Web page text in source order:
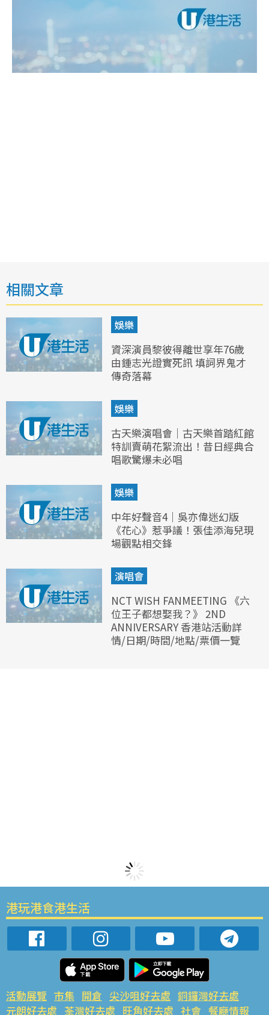
相關文章
娛樂
資深演員黎彼得離世享年76歲
由鍾志光證實死訊 填詞界鬼才
傳奇落幕
娛樂
古天樂演唱會｜古天樂首踏紅館
特訓賣萌花絮流出！昔日經典合
唱歌驚爆未必唱
娛樂
中年好聲音4｜吳亦偉迷幻版
《花心》惹爭議！張佳添海兒現
場觀點相交鋒
演唱會
NCT WISH FANMEETING 《六
位王子都想娶我？》 2ND
ANNIVERSARY 香港站活動詳
情/日期/時間/地點/票價一覽
港玩港食港生活
活動展覽 市集 開倉 尖沙咀好去處 銅鑼灣好去處
元朗好去處 荃灣好去處 旺角好去處 社會 餐廳情報